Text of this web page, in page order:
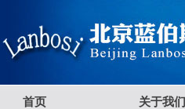
首页 关于我们